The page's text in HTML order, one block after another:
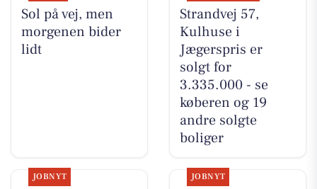
Sol på vej, men
morgenen bider
lidt
Strandvej 57,
Kulhuse i
Jægerspris er
solgt for
3.335.000 - se
køberen og 19
andre solgte
boliger
JOBNYT JOBNYT